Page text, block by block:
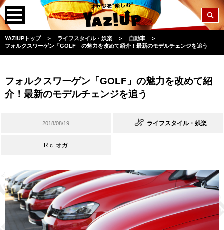
YAZIUPトップ ＞ ライフスタイル・娯楽 ＞ 自動車
＞
フォルクスワーゲン「GOLF」の魅力を改めて紹介！最新のモデルチェンジを追う
フォルクスワーゲン「GOLF」の魅力を改めて紹
介！最新のモデルチェンジを追う
2018/08/19 ライフスタイル・娯楽
Rｃ.オガ